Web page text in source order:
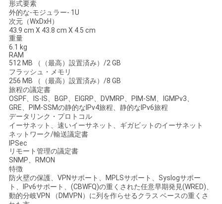
だ
さ
い
ニ
ュ
ー
ス
事
形式要素
外的な-モジュラー- 1U
次元（WxDxH）
43.9 cm X 43.8 cm X 4.5 cm
重量
6.1 kg
RAM
512 MB （（最高）設置済み）/2 GB
フラッシュ・メモリ
256 MB （（最高）設置済み）/8 GB
旅程の議定書
OSPF、IS-IS、BGP、EIGRP、DVMRP、PIM-SM、IGMPv3、
GRE、PIM-SSMの静的なIPv4旅程、静的なIPv6旅程
データリンク・プロトコル
イーサネット、速いイーサネット、ギガビットのイーサネット
ネットワーク/輸送議定書
IPSec
リモート管理の議定書
SNMP、RMON
特徴
防火壁の保護、VPNサポート、MPLSサポート、Syslogサポー
ト、IPv6サポート、(CBWFQ)の重くされた任意早期発見(WRED)、
動的分岐VPN （DMVPN）に列を作らせるクラス ベースの重くさ